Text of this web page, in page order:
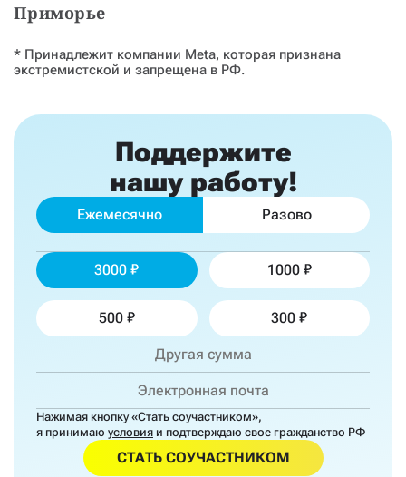
Приморье
* Принадлежит компании Meta, которая признана
экстремистской и запрещена в РФ.
Поддержите
нашу работу!
Ежемесячно Разово
3000 1000
500 300
Нажимая кнопку «Стать соучастником»,
я принимаю условия и подтверждаю свое гражданство РФ
СТАТЬ СОУЧАСТНИКОМ